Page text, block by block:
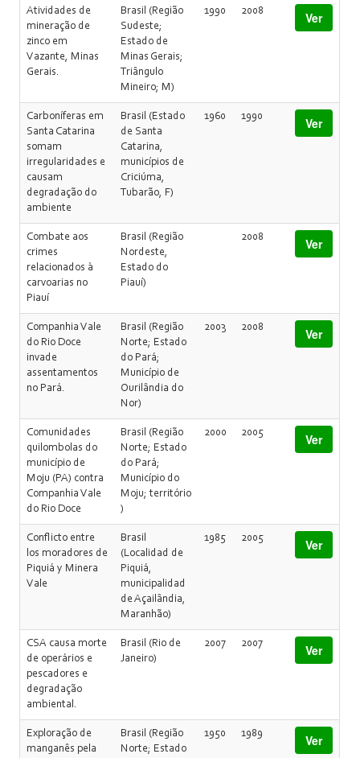
Atividades de
mineração de
zinco em
Vazante, Minas
Gerais.
Brasil (Região
Sudeste;
Estado de
Minas Gerais;
Triângulo
Mineiro; M)
1990 2008 Ver
Carboníferas em
Santa Catarina
somam
irregularidades e
causam
degradação do
ambiente
Brasil (Estado
de Santa
Catarina,
municípios de
Criciúma,
Tubarão, F)
1960 1990 Ver
Combate aos
crimes
relacionados à
carvoarias no
Piauí
Brasil (Região
Nordeste,
Estado do
Piauí)
2008 Ver
Companhia Vale
do Rio Doce
invade
assentamentos
no Pará.
Brasil (Região
Norte; Estado
do Pará;
Município de
Ourilândia do
Nor)
2003 2008 Ver
Comunidades
quilombolas do
município de
Moju (PA) contra
Companhia Vale
do Rio Doce
Brasil (Região
Norte; Estado
do Pará;
Município do
Moju; território
)
2000 2005 Ver
Conflicto entre
los moradores de
Piquiá y Minera
Vale
Brasil
(Localidad de
Piquiá,
municipalidad
de Açailândia,
Maranhão)
1985 2005 Ver
CSA causa morte
de operários e
pescadores e
degradação
ambiental.
Brasil (Rio de
Janeiro)
2007 2007 Ver
Exploração de
manganês pela
Brasil (Região
Norte; Estado
1950 1989 Ver